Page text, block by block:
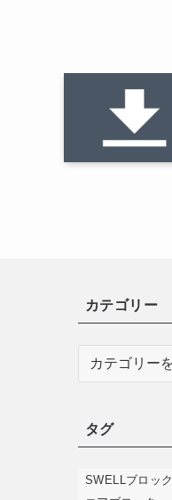
カテゴリー
リ
ー
タグ
SWELLブロック